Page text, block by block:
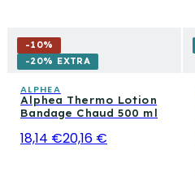
-10%
-20% EXTRA
ALPHEA
Alphea Thermo Lotion
Bandage Chaud 500 ml
18,14 €20,16 €